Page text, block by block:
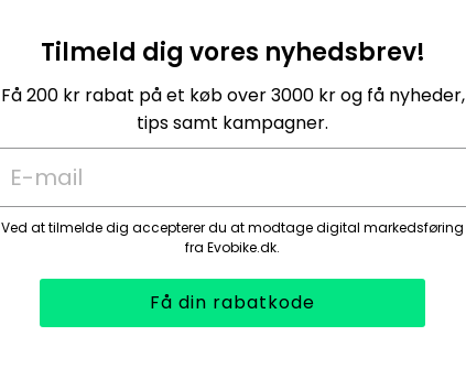
Tilmeld dig vores nyhedsbrev!
Få 200 kr rabat på et køb over 3000 kr og få nyheder,
tips samt kampagner.
E-mail
Ved at tilmelde dig accepterer du at modtage digital markedsføring
fra Evobike.dk.
Få din rabatkode